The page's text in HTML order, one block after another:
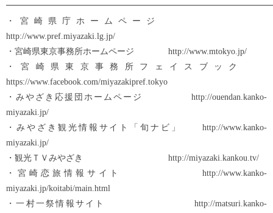
・宮崎県庁ホームページ
http://www.pref.miyazaki.lg.jp/
・宮崎県東京事務所ホームページ http://www.mtokyo.jp/
・宮崎県東京事務所フェイスブック
https://www.facebook.com/miyazakipref.tokyo
・みやざき応援団ホームページ http://ouendan.kanko-
miyazaki.jp/
・みやざき観光情報サイト「旬ナビ」 http://www.kanko-
miyazaki.jp/
・観光ＴＶみやざき http://miyazaki.kankou.tv/
・宮崎恋旅情報サイト http://www.kanko-
miyazaki.jp/koitabi/main.html
・一村一祭情報サイト http://matsuri.kanko-